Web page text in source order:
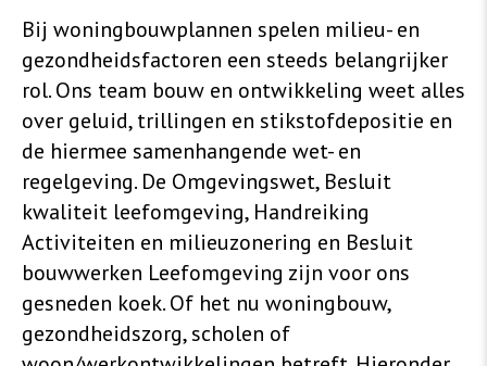
Bij woningbouwplannen spelen milieu- en
gezondheidsfactoren een steeds belangrijker
rol. Ons team bouw en ontwikkeling weet alles
over geluid, trillingen en stikstofdepositie en
de hiermee samenhangende wet- en
regelgeving. De Omgevingswet, Besluit
kwaliteit leefomgeving, Handreiking
Activiteiten en milieuzonering en Besluit
bouwwerken Leefomgeving zijn voor ons
gesneden koek. Of het nu woningbouw,
gezondheidszorg, scholen of